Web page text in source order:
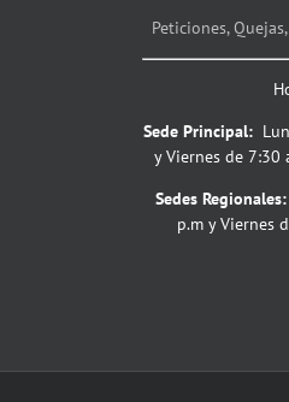
Peticiones,
Sede Principal:
y Viernes de 7:30
Sedes Regionales:
p.m y Viernes